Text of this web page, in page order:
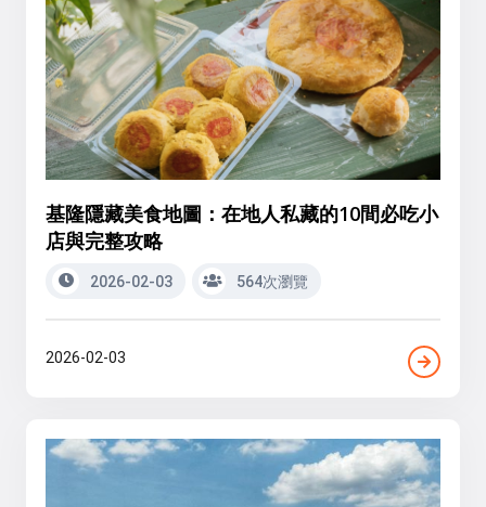
基隆隱藏美食地圖：在地人私藏的10間必吃小
店與完整攻略
2026-02-03 564次瀏覽
2026-02-03